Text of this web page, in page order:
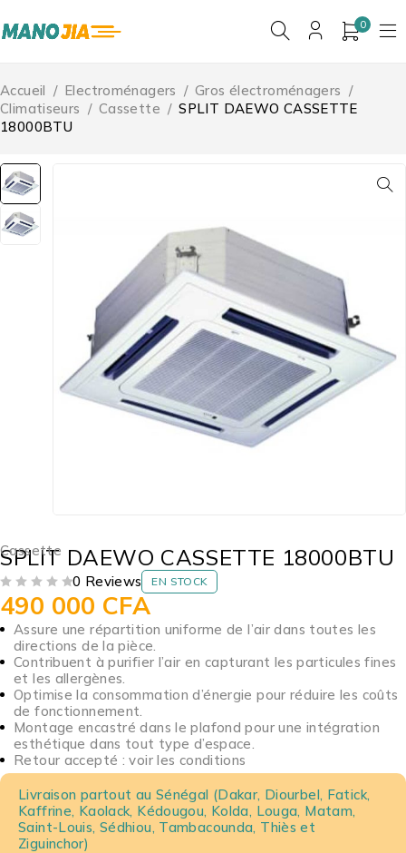
0
Accueil / Electroménagers / Gros électroménagers /
Climatiseurs / Cassette / SPLIT DAEWO CASSETTE
18000BTU
Cassette
SPLIT DAEWO CASSETTE 18000BTU
0 Reviews EN STOCK
490 000 CFA
Assure une répartition uniforme de l’air dans toutes les
directions de la pièce.
Contribuent à purifier l’air en capturant les particules fines
et les allergènes.
Optimise la consommation d’énergie pour réduire les coûts
de fonctionnement.
Montage encastré dans le plafond pour une intégration
esthétique dans tout type d’espace.
Retour accepté : voir les conditions
Livraison partout au Sénégal (Dakar, Diourbel, Fatick,
Kaffrine, Kaolack, Kédougou, Kolda, Louga, Matam,
Saint-Louis, Sédhiou, Tambacounda, Thiès et
Ziguinchor)